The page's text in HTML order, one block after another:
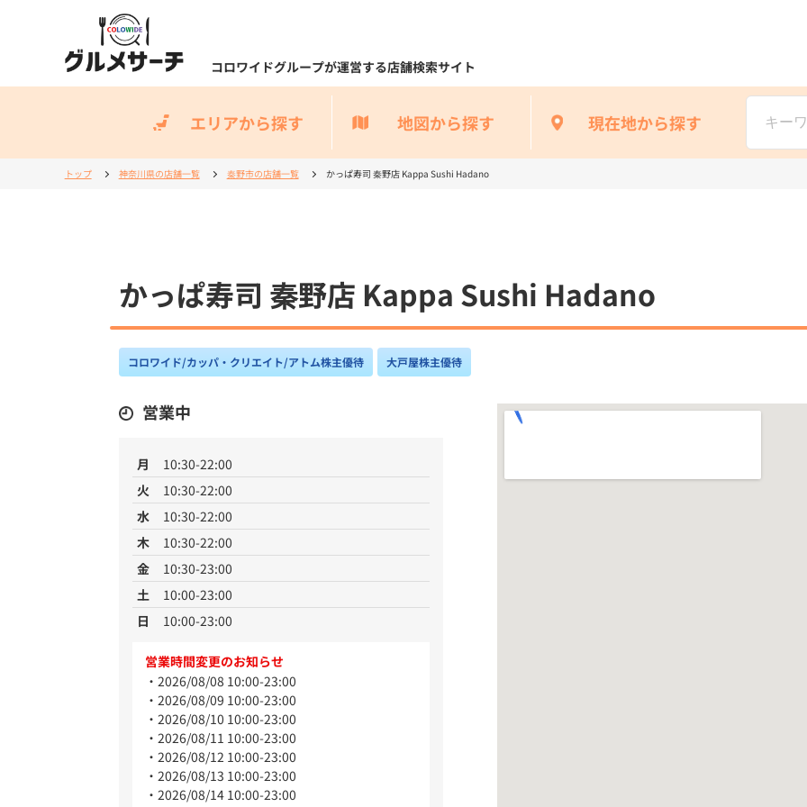
コロワイドグループが運営する店舗検索サイト
エリアから探す 地図から探す 現在地から探す
トップ 神奈川県の店舗一覧 秦野市の店舗一覧 かっぱ寿司 秦野店 Kappa Sushi Hadano
かっぱ寿司 秦野店 Kappa Sushi Hadano
コロワイド/カッパ・クリエイト/アトム株主優待 大戸屋株主優待
営業中
月
10:30-22:00
火
10:30-22:00
水
10:30-22:00
木
10:30-22:00
金
10:30-23:00
土
10:00-23:00
日
10:00-23:00
営業時間変更のお知らせ
2026/08/08 10:00-23:00
2026/08/09 10:00-23:00
2026/08/10 10:00-23:00
2026/08/11 10:00-23:00
2026/08/12 10:00-23:00
2026/08/13 10:00-23:00
2026/08/14 10:00-23:00